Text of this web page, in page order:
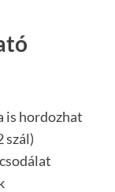
is hordozhat
szál)